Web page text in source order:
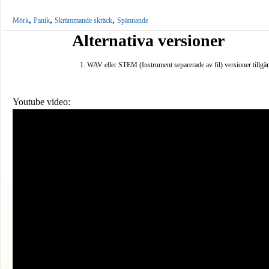
Mörk, Panik, Skrämmande skräck, Spännande
Alternativa versioner
WAV eller STEM (Instrument separerade av fil) versioner
Youtube video: